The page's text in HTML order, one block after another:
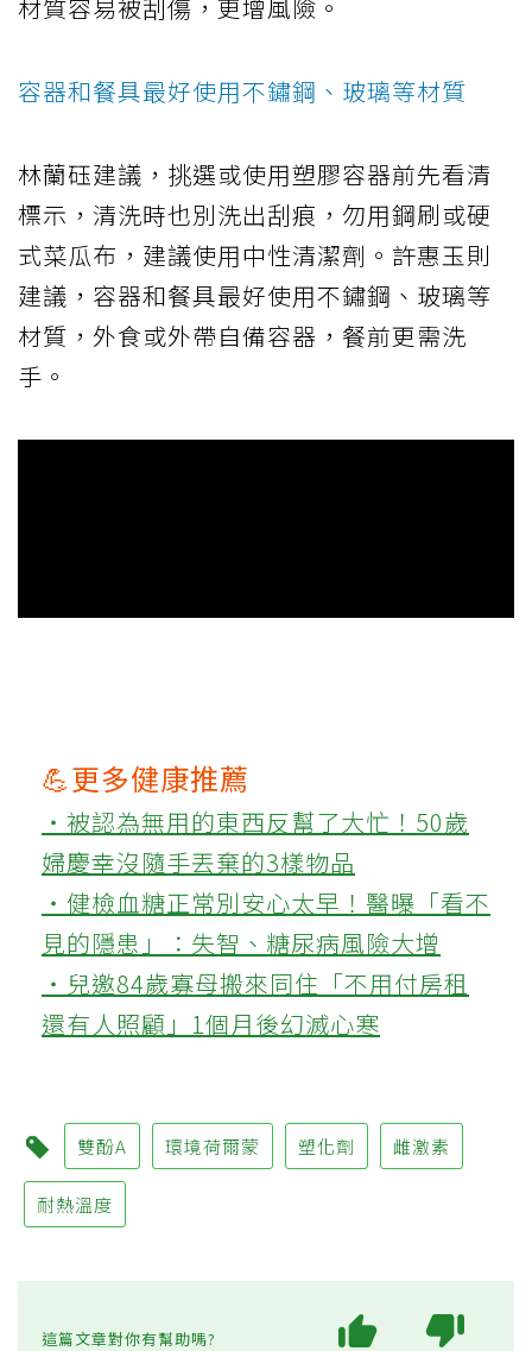
材質容易被刮傷，更增風險。
容器和餐具最好使用不鏽鋼、玻璃等材質
林蘭砡建議，挑選或使用塑膠容器前先看清
標示，清洗時也別洗出刮痕，勿用鋼刷或硬
式菜瓜布，建議使用中性清潔劑。許惠玉則
建議，容器和餐具最好使用不鏽鋼、玻璃等
材質，外食或外帶自備容器，餐前更需洗
手。
💪更多健康推薦
‧被認為無用的東西反幫了大忙！50歲
婦慶幸沒隨手丟棄的3樣物品
‧健檢血糖正常別安心太早！醫曝「看不
見的隱患」：失智、糖尿病風險大增
‧兒邀84歲寡母搬來同住「不用付房租
還有人照顧」1個月後幻滅心寒
雙酚A 環境荷爾蒙 塑化劑 雌激素
耐熱溫度
這篇文章對你有幫助嗎?